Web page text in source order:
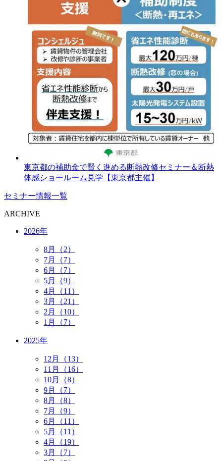
東京都の補助金で賢く進める断熱改修セミナー＆断熱
体感ショールーム見学【東京都主催】
セミナー情報一覧
ARCHIVE
2026年
8月（2）
7月（7）
6月（7）
5月（9）
4月（11）
3月（21）
2月（10）
1月（7）
2025年
12月（13）
11月（16）
10月（8）
9月（7）
8月（8）
7月（9）
6月（11）
5月（11）
4月（19）
3月（7）